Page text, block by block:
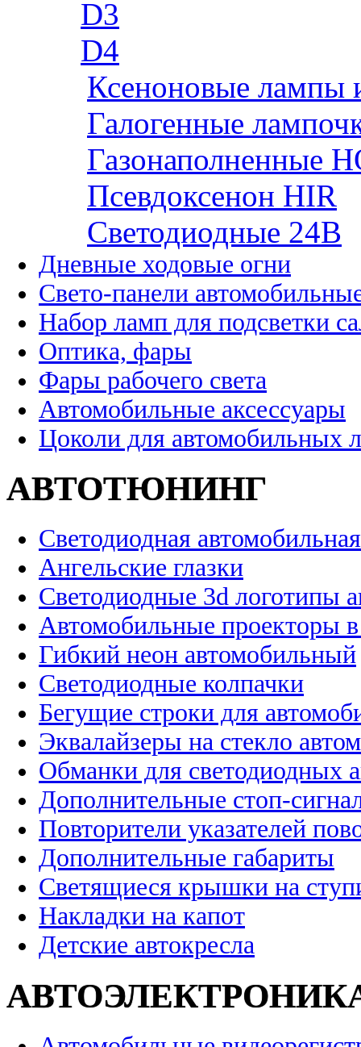
D3
D4
Ксеноновые лампы
Галогенные
Газонаполненные
Псевдоксенон HIR
Cветодиодные 24B
Дневные ходовые огни
Свето-панели
Набор ламп для подсветки
Оптика, фары
Фары рабочего света
Автомобильные аксессуары
Цоколи для автомобильных
АВТОТЮНИНГ
Светодиодная
Ангельские глазки
Светодиодные 3d логотипы
Автомобильные проекторы
Гибкий неон автомобильный
Светодиодные колпачки
Бегущие строки для
Эквалайзеры на стекло
Обманки для светодиодных
Дополнительные стоп-
Повторители указателей
Дополнительные габариты
Светящиеся крышки на
Накладки на капот
Детские автокресла